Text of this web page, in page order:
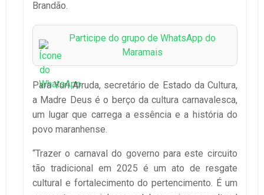
Brandão.
Participe do grupo de WhatsApp do
Maramais
Para Yuri Arruda, secretário de Estado da Cultura,
a Madre Deus é o berço da cultura carnavalesca,
um lugar que carrega a essência e a história do
povo maranhense.
“Trazer o carnaval do governo para este circuito
tão tradicional em 2025 é um ato de resgate
cultural e fortalecimento do pertencimento. É um